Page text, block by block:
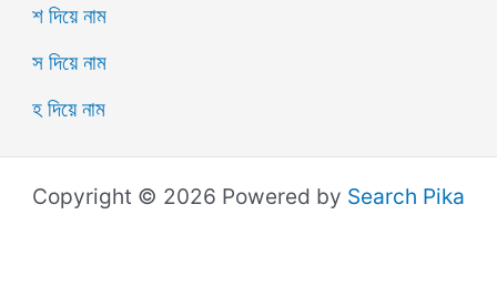
শ দিয়ে নাম
স দিয়ে নাম
হ দিয়ে নাম
Copyright © 2026 Powered by Search Pika